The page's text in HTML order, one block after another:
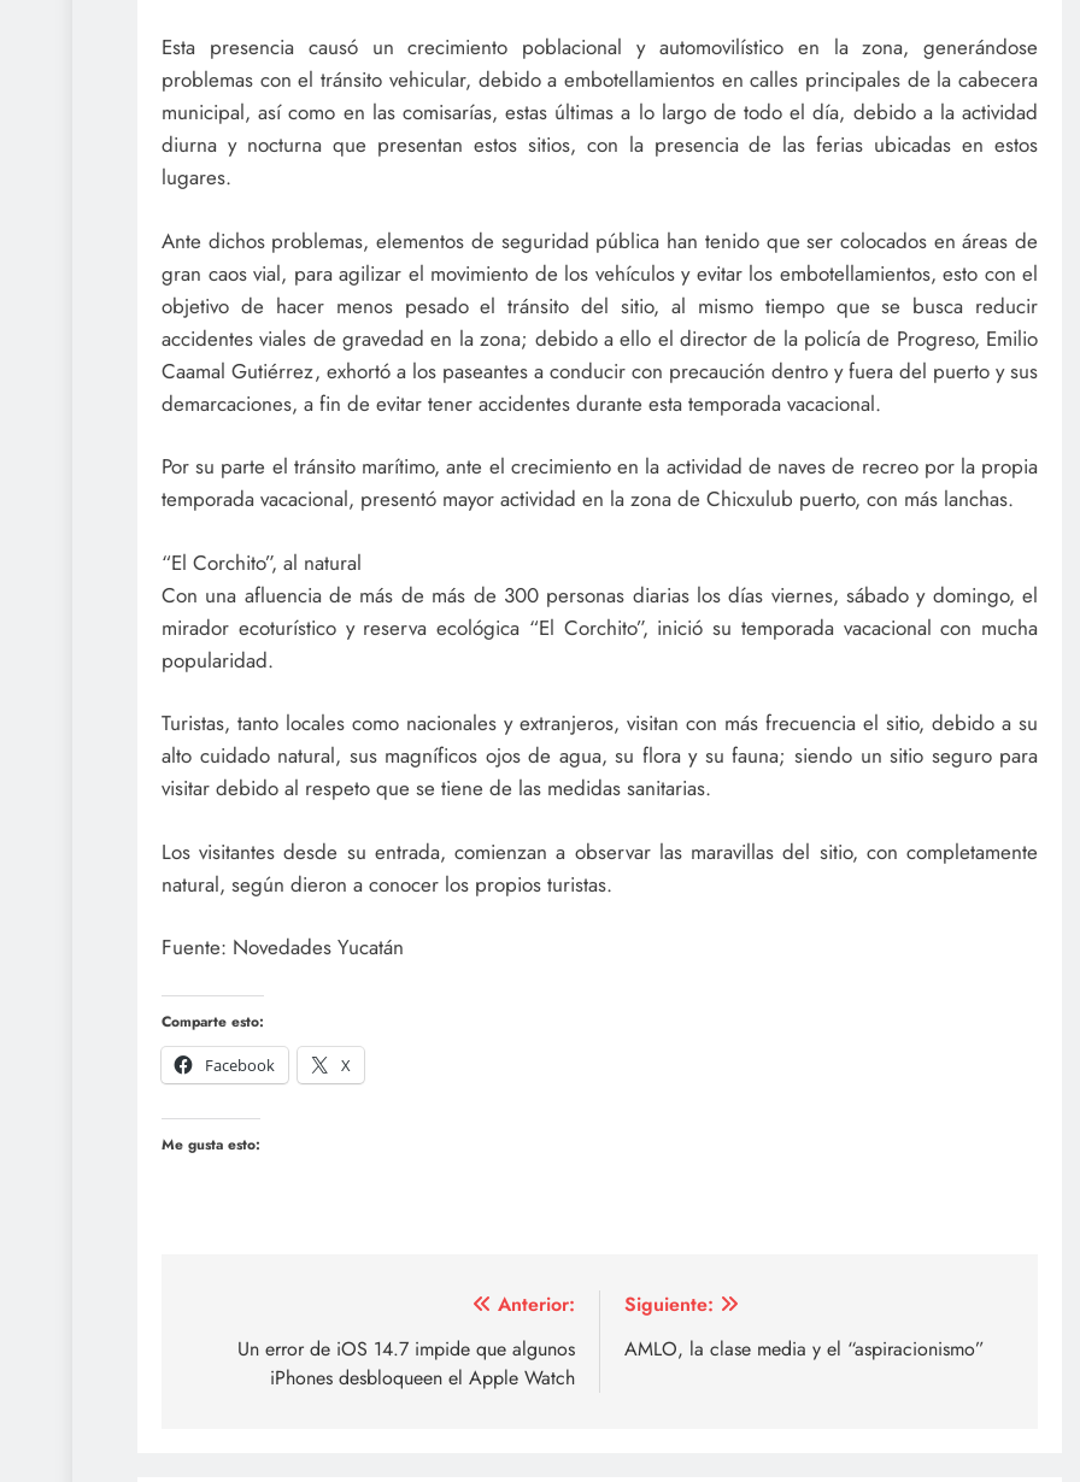
Esta presencia causó un crecimiento poblacional y automovilístico en la zona, generándose
problemas con el tránsito vehicular, debido a embotellamientos en calles principales de la cabecera
municipal, así como en las comisarías, estas últimas a lo largo de todo el día, debido a la actividad
diurna y nocturna que presentan estos sitios, con la presencia de las ferias ubicadas en estos
lugares.
Ante dichos problemas, elementos de seguridad pública han tenido que ser colocados en áreas de
gran caos vial, para agilizar el movimiento de los vehículos y evitar los embotellamientos, esto con el
objetivo de hacer menos pesado el tránsito del sitio, al mismo tiempo que se busca reducir
accidentes viales de gravedad en la zona; debido a ello el director de la policía de Progreso, Emilio
Caamal Gutiérrez, exhortó a los paseantes a conducir con precaución dentro y fuera del puerto y sus
demarcaciones, a fin de evitar tener accidentes durante esta temporada vacacional.
Por su parte el tránsito marítimo, ante el crecimiento en la actividad de naves de recreo por la propia
temporada vacacional, presentó mayor actividad en la zona de Chicxulub puerto, con más lanchas.
“El Corchito”, al natural
Con una afluencia de más de más de 300 personas diarias los días viernes, sábado y domingo, el
mirador ecoturístico y reserva ecológica “El Corchito”, inició su temporada vacacional con mucha
popularidad.
Turistas, tanto locales como nacionales y extranjeros, visitan con más frecuencia el sitio, debido a su
alto cuidado natural, sus magníficos ojos de agua, su flora y su fauna; siendo un sitio seguro para
visitar debido al respeto que se tiene de las medidas sanitarias.
Los visitantes desde su entrada, comienzan a observar las maravillas del sitio, con completamente
natural, según dieron a conocer los propios turistas.
Fuente: Novedades Yucatán
Comparte esto:
Facebook
X
Me gusta esto:
entradas
Anterior:
Un error de iOS 14.7 impide que algunos
iPhones desbloqueen el Apple Watch
Siguiente:
AMLO, la clase media y el “aspiracionismo”